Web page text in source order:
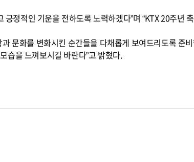
정적인 기운을 전하도록 노력하겠다”며 “KTX 20주년
문화를 변화시킨 순간들을 다채롭게 보여드리도록 준
습을 느껴보시길 바란다”고 밝혔다.